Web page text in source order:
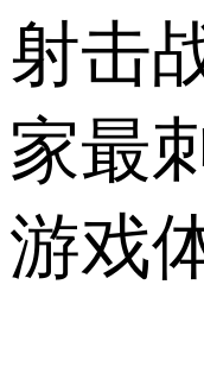
射击
家最
游戏